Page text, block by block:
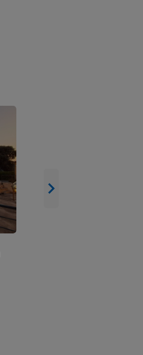
🌭 GRILLADE